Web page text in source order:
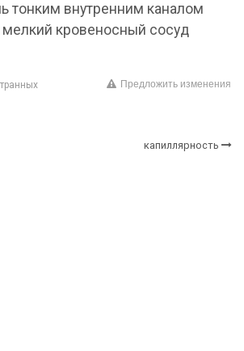
тонким внутренним каналом
кровеносный сосуд
Предложить изменения
капиллярность